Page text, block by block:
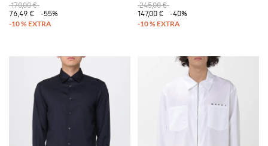
170,00 €
76,49 €
-55%
245,00 €
147,00 €
-40%